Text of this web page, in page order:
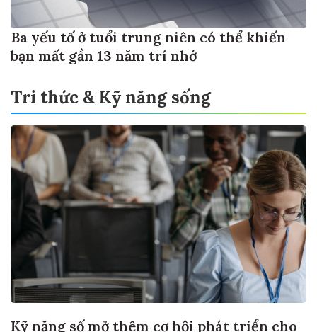
Ba yếu tố ở tuổi trung niên có thể khiến
bạn mất gần 13 năm trí nhớ
Tri thức & Kỹ năng sống
Kỹ năng số mở thêm cơ hội phát triển cho